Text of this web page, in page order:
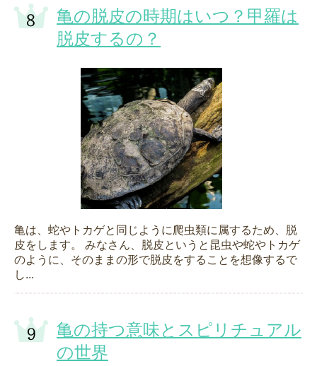
亀の脱皮の時期はいつ？甲羅は
脱皮するの？
亀は、蛇やトカゲと同じように爬虫類に属するため、脱
皮をします。 みなさん、脱皮というと昆虫や蛇やトカゲ
のように、そのままの形で脱皮をすることを想像するで
し...
亀の持つ意味とスピリチュアル
の世界